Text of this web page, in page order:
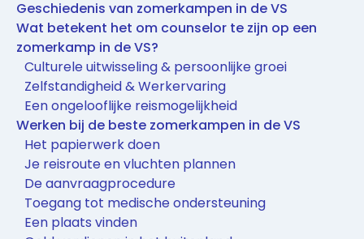
Geschiedenis van zomerkampen in de VS
Wat betekent het om counselor te zijn op een
zomerkamp in de VS?
Culturele uitwisseling & persoonlijke groei
Zelfstandigheid & Werkervaring
Een ongelooflijke reismogelijkheid
Werken bij de beste zomerkampen in de VS
Het papierwerk doen
Je reisroute en vluchten plannen
De aanvraagprocedure
Toegang tot medische ondersteuning
Een plaats vinden